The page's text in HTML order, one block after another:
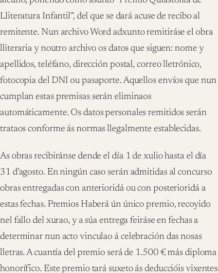
Lliteratura Infantil”, del que se dará acuse de recibo al
remitente. Nun archivo Word adxunto remitiráse el obra
lliteraria y noutro archivo os datos que siguen: nome y
apellidos, teléfano, dirección postal, correo lletrónico,
fotocopia del DNI ou pasaporte. Aquellos envíos que nun
cumplan estas premisas serán eliminaos
automáticamente. Os datos personales remitidos serán
trataos conforme ás normas llegalmente establecidas.
As obras recibiránse dende el día 1 de xulio hasta el día
31 d’agosto. En ningún caso serán admitidas al concurso
obras entregadas con anterioridá ou con posterioridá a
estas fechas. Premios Haberá ún único premio, recoyido
nel fallo del xurao, y a súa entrega feiráse en fechas a
determinar nun acto vinculao á celebración das nosas
lletras. A cuantía del premio será de 1.500 € más diploma
honorífico. Este premio tará suxeto ás deduccióis vixentes